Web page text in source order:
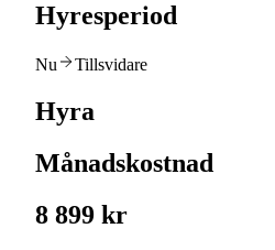
Hyresperiod
Nu Tillsvidare
Hyra
Månadskostnad
8 899 kr